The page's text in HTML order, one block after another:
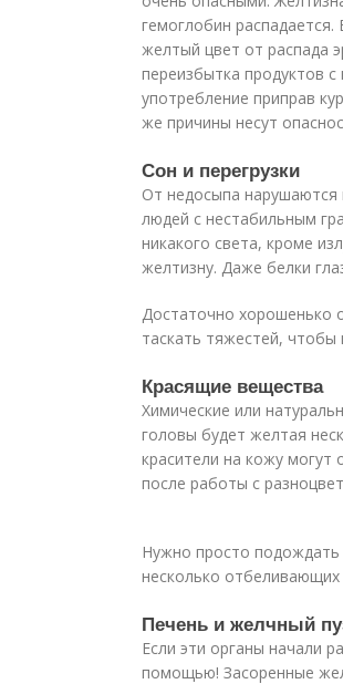
гемоглобин
желтый цвет от распада
переизбытка продуктов
употребление приправ
же причины несут
Сон и перегрузки
От недосыпа нарушаются
людей с нестабильным
никакого света, кроме
желтизну. Даже белки
Достаточно хорошенько
таскать тяжестей, чтобы
Красящие вещества
Химические или
головы будет желтая
красители на кожу могут
после работы с
Нужно просто подождать
несколько отбеливающих
Печень и желчный
Если эти органы начали
помощью! Засоренные